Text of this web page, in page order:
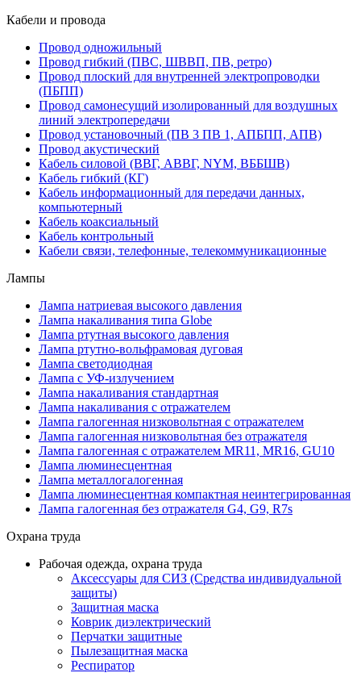
Кабели и провода
Провод одножильный
Провод гибкий (ПВС, ШВВП, ПВ, ретро)
Провод плоский для внутренней электропроводки
(ПБПП)
Провод самонесущий изолированный для воздушных
линий электропередачи
Провод установочный (ПВ 3 ПВ 1, АПБПП, АПВ)
Провод акустический
Кабель силовой (ВВГ, АВВГ, NYM, ВББШВ)
Кабель гибкий (КГ)
Кабель информационный для передачи данных,
компьютерный
Кабель коаксиальный
Кабель контрольный
Кабели связи, телефонные, телекоммуникационные
Лампы
Лампа натриевая высокого давления
Лампа накаливания типа Globe
Лампа ртутная высокого давления
Лампа ртутно-вольфрамовая дуговая
Лампа светодиодная
Лампа с УФ-излучением
Лампа накаливания стандартная
Лампа накаливания с отражателем
Лампа галогенная низковольтная с отражателем
Лампа галогенная низковольтная без отражателя
Лампа галогенная с отражателем MR11, MR16, GU10
Лампа люминесцентная
Лампа металлогалогенная
Лампа люминесцентная компактная неинтегрированная
Лампа галогенная без отражателя G4, G9, R7s
Охрана труда
Рабочая одежда, охрана труда
Аксессуары для СИЗ (Средства индивидуальной
защиты)
Защитная маска
Коврик диэлектрический
Перчатки защитные
Пылезащитная маска
Респиратор